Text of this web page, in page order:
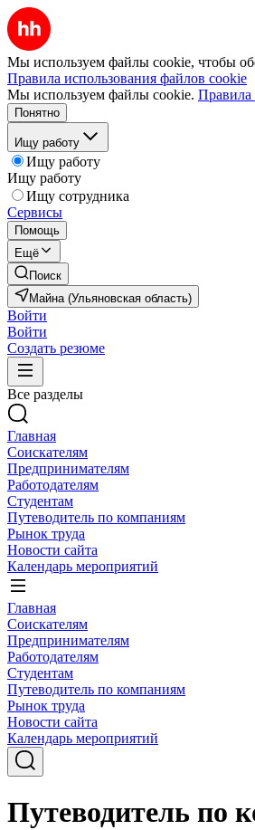
Мы используем файлы cookie, чтобы
Правила использования файлов cookie
Мы используем файлы cookie. Правила
Понятно
Ищу работу
Ищу работу
Ищу работу
Ищу сотрудника
Сервисы
Помощь
Ещё
Поиск
Майна (Ульяновская область)
Войти
Войти
Создать резюме
Все разделы
Главная
Соискателям
Предпринимателям
Работодателям
Студентам
Путеводитель по компаниям
Рынок труда
Новости сайта
Календарь мероприятий
Главная
Соискателям
Предпринимателям
Работодателям
Студентам
Путеводитель по компаниям
Рынок труда
Новости сайта
Календарь мероприятий
Путеводитель по